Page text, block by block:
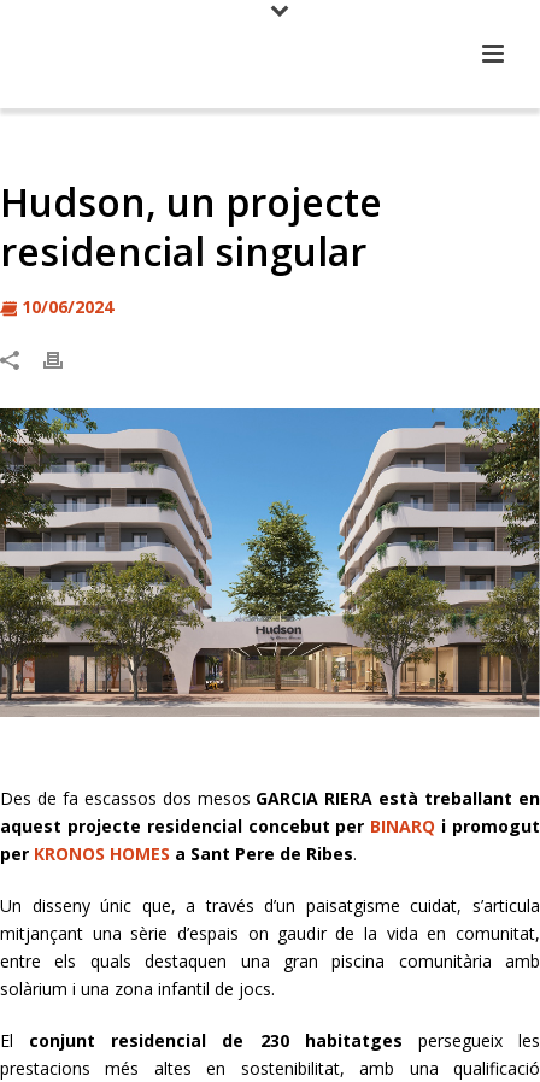
Hudson, un projecte
residencial singular
10/06/2024
Des de fa escassos dos mesos GARCIA RIERA està treballant en
aquest projecte residencial concebut per BINARQ i promogut
per KRONOS HOMES a Sant Pere de Ribes.
Un disseny únic que, a través d’un paisatgisme cuidat, s’articula
mitjançant una sèrie d’espais on gaudir de la vida en comunitat,
entre els quals destaquen una gran piscina comunitària amb
solàrium i una zona infantil de jocs.
El conjunt residencial de 230 habitatges persegueix les
prestacions més altes en sostenibilitat, amb una qualificació